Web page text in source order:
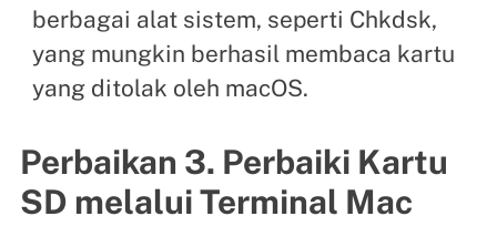
berbagai alat sistem, seperti Chkdsk,
yang mungkin berhasil membaca kartu
yang ditolak oleh macOS.
Perbaikan 3. Perbaiki Kartu
SD melalui Terminal Mac